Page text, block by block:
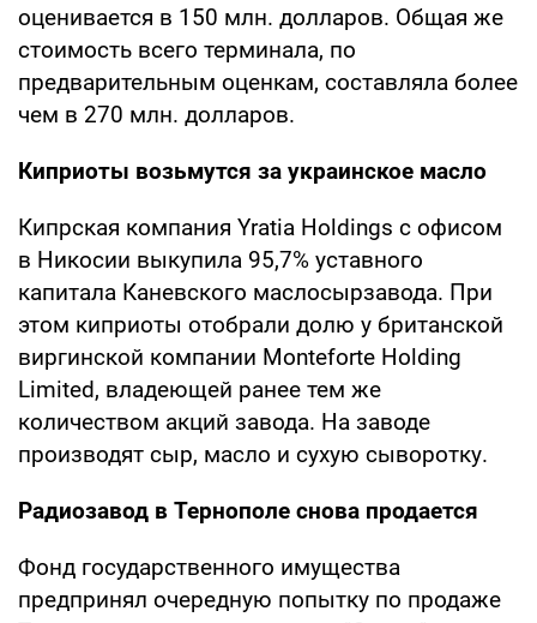
оценивается в 150 млн. долларов. Общая же
стоимость всего терминала, по
предварительным оценкам, составляла более
чем в 270 млн. долларов.
Киприоты возьмутся за украинское масло
Кипрская компания Yratia Holdings с офисом
в Никосии выкупила 95,7% уставного
капитала Каневского маслосырзавода. При
этом киприоты отобрали долю у британской
виргинской компании Monteforte Holding
Limited, владеющей ранее тем же
количеством акций завода. На заводе
производят сыр, масло и сухую сыворотку.
Радиозавод в Тернополе снова продается
Фонд государственного имущества
предпринял очередную попытку по продаже